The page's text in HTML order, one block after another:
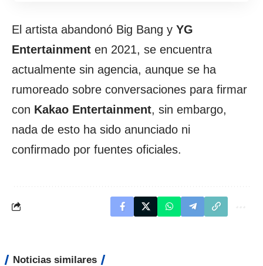
El artista abandonó Big Bang y YG
Entertainment en 2021, se encuentra
actualmente sin agencia, aunque se ha
rumoreado sobre conversaciones para firmar
con Kakao Entertainment, sin embargo,
nada de esto ha sido anunciado ni
confirmado por fuentes oficiales.
Noticias similares